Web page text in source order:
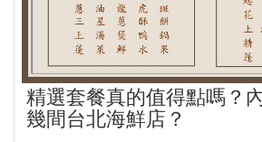
精選套餐真的值得點嗎？
幾間台北海鮮店？